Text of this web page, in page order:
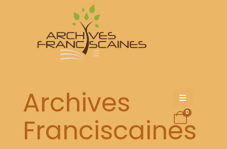
Archives
Franciscaines
0